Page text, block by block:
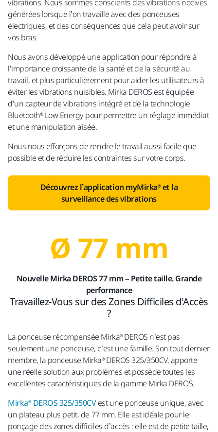
vibrations. Nous sommes conscients des vibrations nocives
générées lorsque l’on travaille avec des ponceuses
électriques, et des conséquences que cela peut avoir sur
vos bras.
Nous avons développé une application pour répondre à
l’importance croissante de la santé et de la sécuritéau
travail, et plus particulièrement pour aider les utilisateurs à
éviter les vibrations nuisibles. Mirka DEROS est équipée
d’un capteur de vibrations intégré et de la technologie
Bluetooth®Low Energy pour permettre un réglage immédiat
et une manipulationaisée.
Nous nous efforçons de rendre letravailaussi facile que
possible et de réduire les contraintes sur votre corps.
Découvrez l’application myMirka® et la
surveillance des vibrations
Ø 77 mm
Nouvelle Mirka DEROS 77 mm – Petite taille. Grande
performance
Travaillez-Vous sur des Zones Difficiles d’Accès
?
La ponceuse récompensée Mirka® DEROS n’est pas
seulement une ponceuse, c’est une famille. Son tout dernier
membre, la ponceuse Mirka® DEROS 325/350CV, apporte
une réelle solution aux problèmes et possède toutes les
excellentes caractéristiques de la gamme Mirka DEROS.
Mirka® DEROS 325/350CVest une ponceuse unique, avec
un plateau plus petit, de 77 mm. Elle est idéale pour le
ponçage des zones difficiles d’accès : elle est de petite taille,